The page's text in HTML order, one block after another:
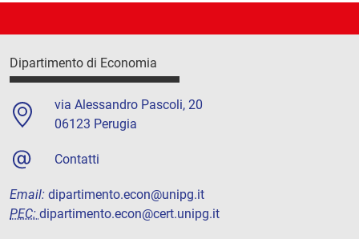
Dipartimento di Economia
via Alessandro Pascoli, 20
06123 Perugia
Contatti
Email: dipartimento.econ@unipg.it
PEC: dipartimento.econ@cert.unipg.it